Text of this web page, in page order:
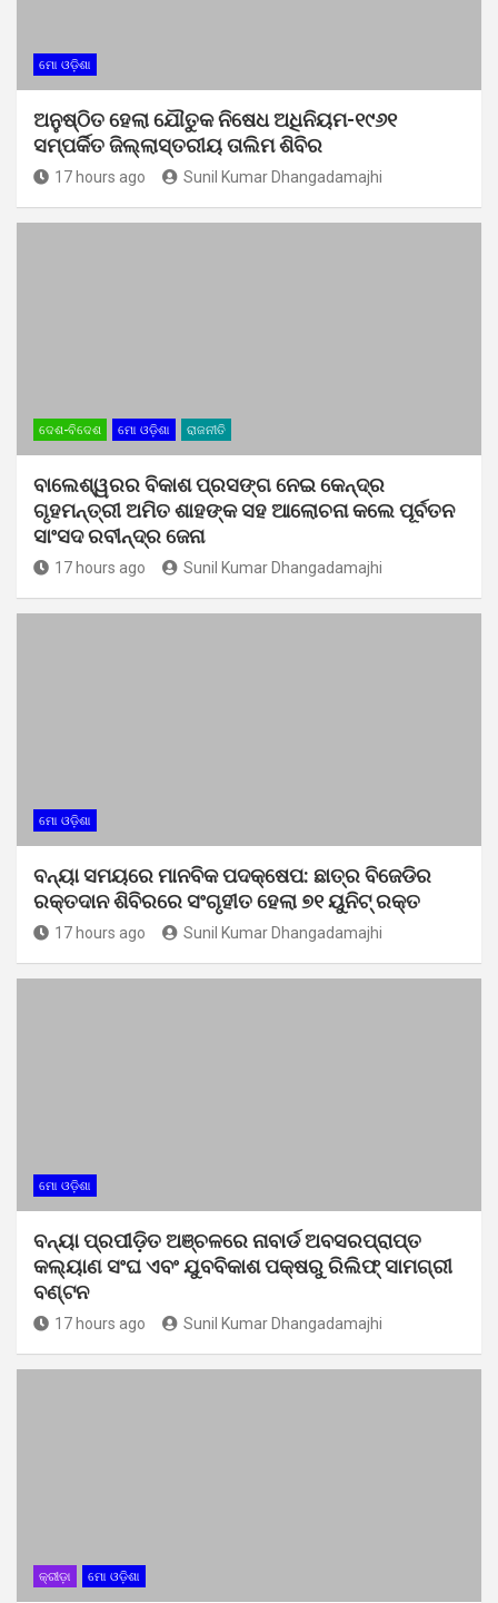
ମୋ ଓଡ଼ିଶା
ଅନୁଷ୍ଠିତ ହେଲା ଯୌତୁକ ନିଷେଧ ଅଧିନିୟମ-୧୯୬୧
ସମ୍ପର୍କିତ ଜିଲ୍ଲାସ୍ତରୀୟ ତାଲିମ ଶିବିର
17 hours ago Sunil Kumar Dhangadamajhi
ଦେଶ-ବିଦେଶ ମୋ ଓଡ଼ିଶା ରାଜନୀତି
ବାଲେଶ୍ୱରର ବିକାଶ ପ୍ରସଙ୍ଗ ନେଇ କେନ୍ଦ୍ର
ଗୃହମନ୍ତ୍ରୀ ଅମିତ ଶାହଙ୍କ ସହ ଆଲୋଚନା କଲେ ପୂର୍ବତନ
ସାଂସଦ ରବୀନ୍ଦ୍ର ଜେନା
17 hours ago Sunil Kumar Dhangadamajhi
ମୋ ଓଡ଼ିଶା
ବନ୍ୟା ସମୟରେ ମାନବିକ ପଦକ୍ଷେପ: ଛାତ୍ର ବିଜେଡିର
ରକ୍ତଦାନ ଶିବିରରେ ସଂଗୃହୀତ ହେଲା ୭୧ ୟୁନିଟ୍ ରକ୍ତ
17 hours ago Sunil Kumar Dhangadamajhi
ମୋ ଓଡ଼ିଶା
ବନ୍ୟା ପ୍ରପୀଡ଼ିତ ଅଞ୍ଚଳରେ ନାବାର୍ଡ ଅବସରପ୍ରାପ୍ତ
କଲ୍ୟାଣ ସଂଘ ଏବଂ ଯୁବବିକାଶ ପକ୍ଷରୁ ରିଲିଫ୍ ସାମଗ୍ରୀ
ବଣ୍ଟନ
17 hours ago Sunil Kumar Dhangadamajhi
କ୍ରୀଡ଼ା ମୋ ଓଡ଼ିଶା